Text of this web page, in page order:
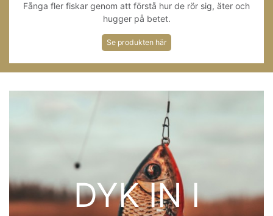
Fånga fler fiskar genom att förstå hur de rör sig, äter och
hugger på betet.
Se produkten här
DYK IN I